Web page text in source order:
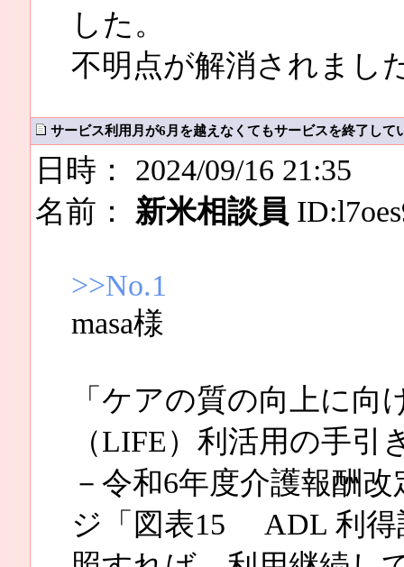
した。
不明点が解消されまし
サービス利用月が6月を越えなくてもサービスを終了して
日時： 2024/09/16 21:35
名前： 新米相談員
>>No.1
masa様
「ケアの質の向上に
（LIFE）利活用の手引
－令和6年度介護報酬
ジ「図表15 ADL 利得